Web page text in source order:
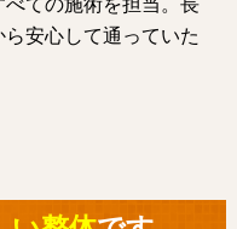
安心して通っていた